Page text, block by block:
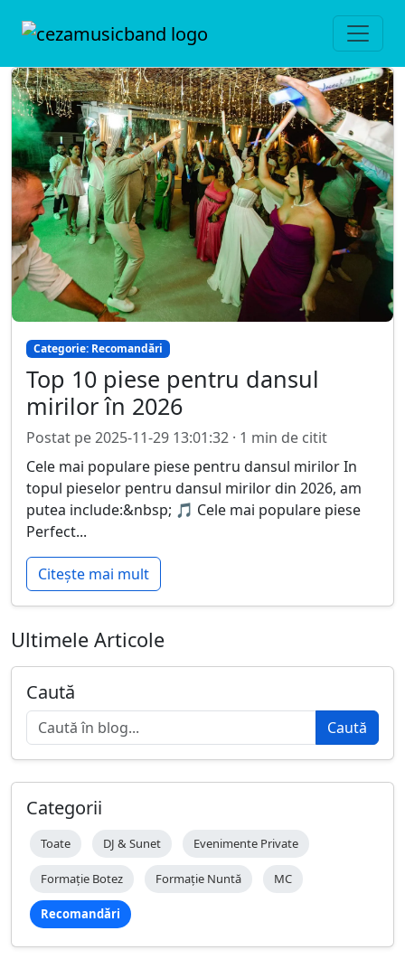
Categorie: Recomandări
Top 10 piese pentru dansul
mirilor în 2026
Postat pe 2025-11-29 13:01:32 · 1 min de citit
Cele mai populare piese pentru dansul mirilor In
topul pieselor pentru dansul mirilor din 2026, am
putea include:&nbsp; 🎵 Cele mai populare piese
Perfect...
Citește mai mult
Ultimele Articole
Caută
Caută
Categorii
Toate DJ & Sunet Evenimente Private
Formație Botez Formație Nuntă MC
Recomandări